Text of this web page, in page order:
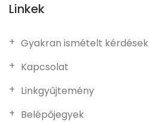
Linkek
Gyakran ismételt kérdések
Kapcsolat
Linkgyűjtemény
Belépőjegyek